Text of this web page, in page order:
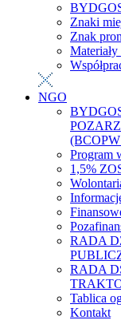
Znaki
Znak
NGO
Program
1,5%
RADA
RADA
Tablica
Kontakt